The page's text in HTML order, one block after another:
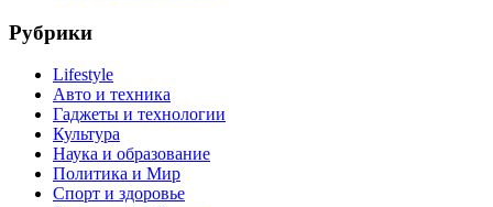
Рубрики
Lifestyle
Авто и техника
Гаджеты и технологии
Культура
Наука и образование
Политика и Мир
Спорт и здоровье